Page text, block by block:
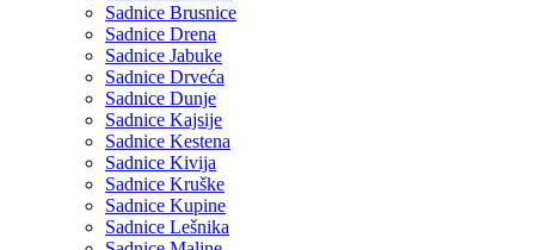
Sadnice Brusnice
Sadnice Drena
Sadnice Jabuke
Sadnice Drveća
Sadnice Dunje
Sadnice Kajsije
Sadnice Kestena
Sadnice Kivija
Sadnice Kruške
Sadnice Kupine
Sadnice Lešnika